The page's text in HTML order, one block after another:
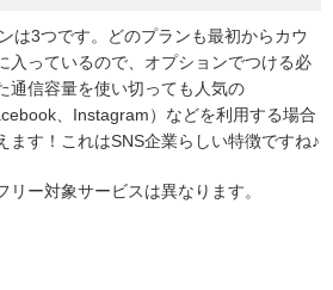
は3つです。どのプランも最初からカウ
入っているので、オプションでつける必
通信容量を使い切っても人気の
、Instagram）などを利用する場合
ます！これはSNS企業らしい特徴ですね♪
ー対象サービスは異なります。